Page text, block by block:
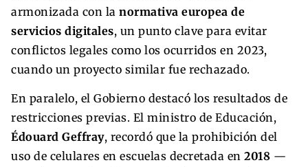
armonizada con la normativa europea de
servicios digitales, un punto clave para evitar
conflictos legales como los ocurridos en 2023,
cuando un proyecto similar fue rechazado.
En paralelo, el Gobierno destacó los resultados de
restricciones previas. El ministro de Educación,
Édouard Geffray, recordó que la prohibición del
uso de celulares en escuelas decretada en 2018 —